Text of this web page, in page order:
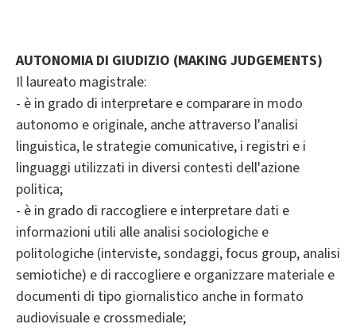
AUTONOMIA DI GIUDIZIO (MAKING JUDGEMENTS)
Il laureato magistrale:
- è in grado di interpretare e comparare in modo
autonomo e originale, anche attraverso l'analisi
linguistica, le strategie comunicative, i registri e i
linguaggi utilizzati in diversi contesti dell'azione
politica;
- è in grado di raccogliere e interpretare dati e
informazioni utili alle analisi sociologiche e
politologiche (interviste, sondaggi, focus group, analisi
semiotiche) e di raccogliere e organizzare materiale e
documenti di tipo giornalistico anche in formato
audiovisuale e crossmediale;